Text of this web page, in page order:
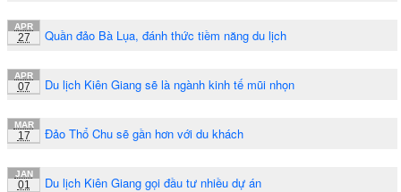
APR
27 Quần đảo Bà Lụa, đánh thức tiềm năng du lịch
APR
07 Du lịch Kiên Giang sẽ là ngành kinh tế mũi nhọn
MAR
17 Đảo Thổ Chu sẽ gần hơn với du khách
JAN
01 Du lịch Kiên Giang gọi đầu tư nhiều dự án